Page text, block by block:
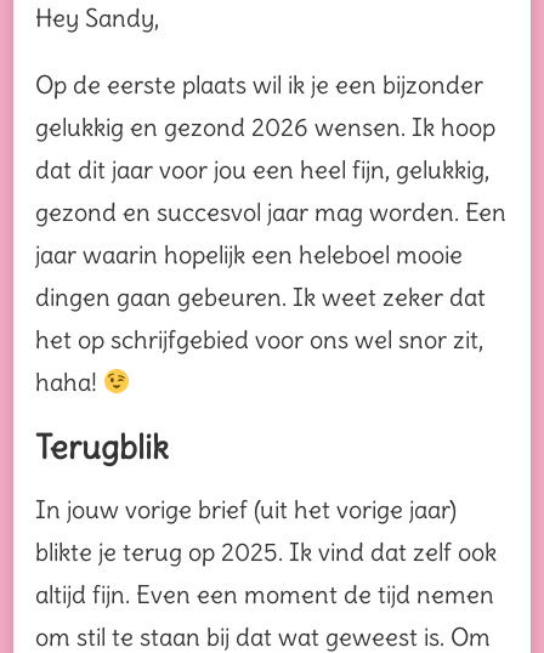
Hey Sandy,
Op de eerste plaats wil ik je een bijzonder
gelukkig en gezond 2026 wensen. Ik hoop
dat dit jaar voor jou een heel fijn, gelukkig,
gezond en succesvol jaar mag worden. Een
jaar waarin hopelijk een heleboel mooie
dingen gaan gebeuren. Ik weet zeker dat
het op schrijfgebied voor ons wel snor zit,
haha!
Terugblik
In jouw vorige brief (uit het vorige jaar)
blikte je terug op 2025. Ik vind dat zelf ook
altijd fijn. Even een moment de tijd nemen
om stil te staan bij dat wat geweest is. Om